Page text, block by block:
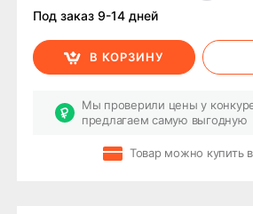
Под заказ 9-14 дней
В КОРЗИНУ
Мы проверили цены у
предлагаем самую выгодную
Товар можно купить